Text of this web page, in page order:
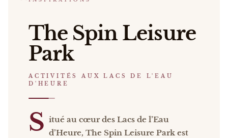
ACTIVITÉS AUX LACS DE L'EAU D'HEURE
The Spin Leisure Park Situé au cœur des Lacs
Catalogue :presse, vidéos
The Spin Leisure
Park
ACTIVITÉS AUX LACS DE L'EAU
D'HEURE
S itué au cœur des Lacs de l’Eau
d’Heure, The Spin Leisure Park est